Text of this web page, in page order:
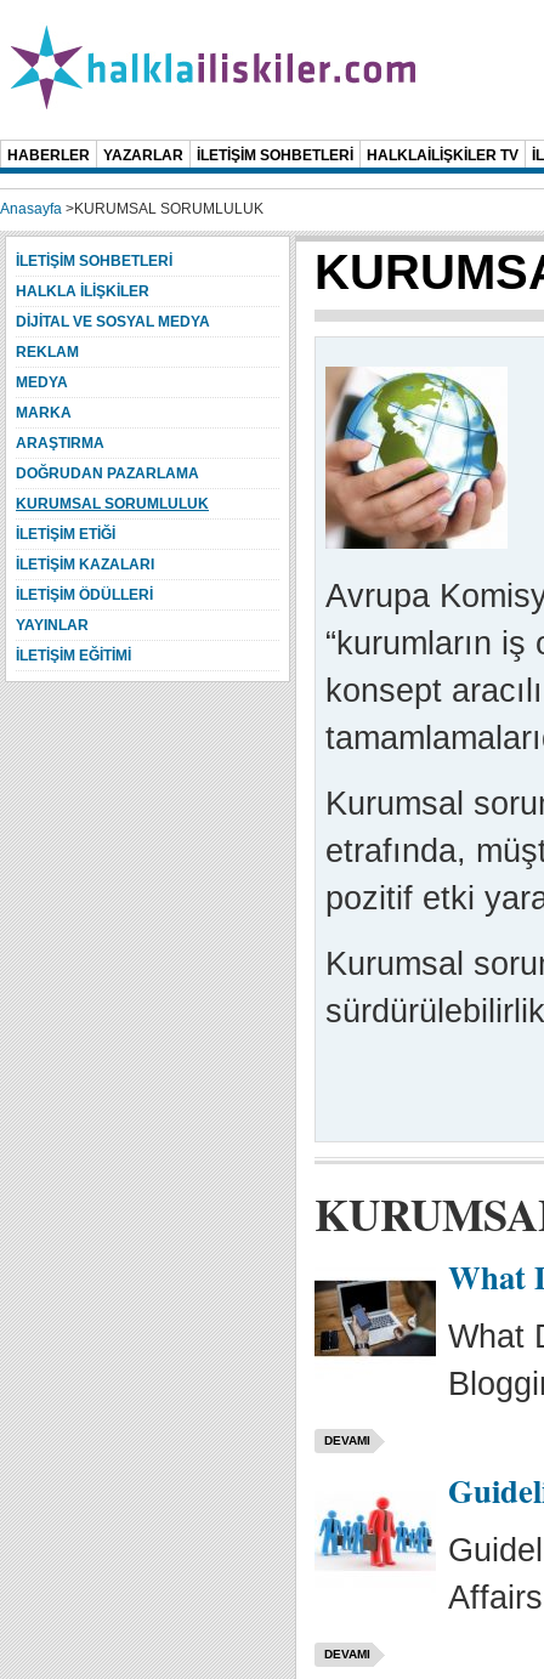
HABERLER YAZARLAR İLETİŞİM SOHBETLERİ HALKLAİLİŞKİLER TV
Anasayfa >KURUMSAL SORUMLULUK
Avrupa
“kurumların
konsept
Kurumsal
etrafında,
pozitif etki
Kurumsal
What
What
DEVAMI
Affairs
DEVAMI
İLETİŞİM SOHBETLERİ
HALKLA İLİŞKİLER
DİJİTAL VE SOSYAL MEDYA
REKLAM
MEDYA
MARKA
ARAŞTIRMA
DOĞRUDAN PAZARLAMA
KURUMSAL SORUMLULUK
İLETİŞİM ETİĞİ
İLETİŞİM KAZALARI
İLETİŞİM ÖDÜLLERİ
YAYINLAR
İLETİŞİM EĞİTİMİ